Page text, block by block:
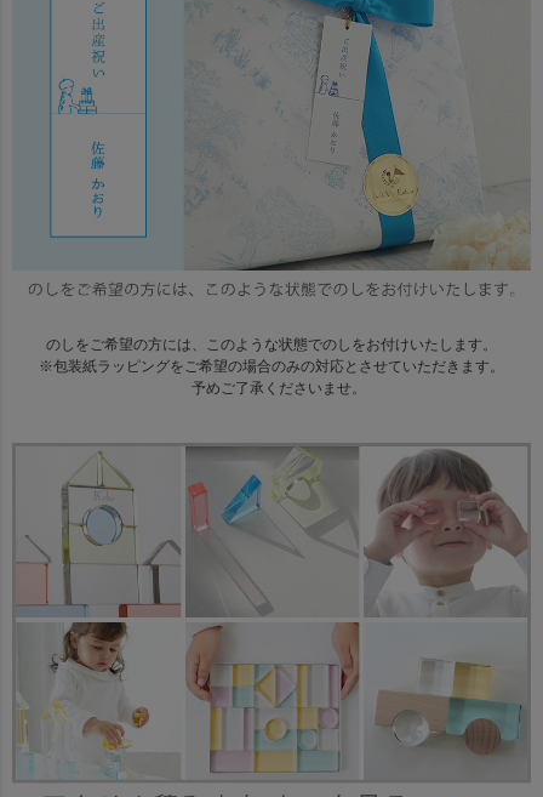
のしをご希望の方には、このような状態でのしをお付けいたします。
※包装紙ラッピングをご希望の場合のみの対応とさせていただきます。
予めご了承くださいませ。